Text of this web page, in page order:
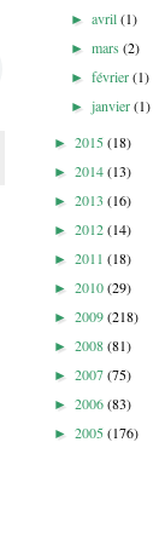
►avril(1)
►mars(2)
►février(1)
►janvier(1)
► 2015(18)
► 2014(13)
► 2013 (16)
► 2012(14)
► 2011 (18)
► 2010(29)
► 2009(218)
► 2008(81)
► 2007(75)
► 2006(83)
► 2005(176)